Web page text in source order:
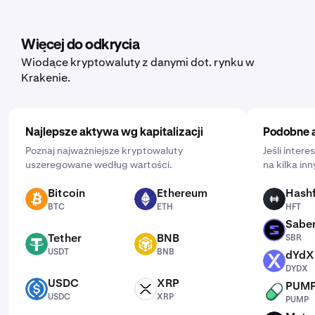
wprowadź kwotę, którą chcesz wydać, i częstotliwość,
klikając „Jednorazowo” i wybierając harmonogram:
codziennie, co tydzień lub co miesiąc.
Więcej do odkrycia
Wiodące kryptowaluty z danymi dot. rynku w
Krakenie.
Najlepsze aktywa wg kapitalizacji
Poznaj najważniejsze kryptowaluty
uszeregowane według wartości.
BTC Bitcoin
BTC
ETH Ethereum
ETH
USDT Tether
USDT
BNB BNB
BNB
USDC USDC
USDC
XRP XRP
XRP
Podobne
Jeśli
na kilka
HFT
HFT
SBR
SBR
DYDX dYdX
DYDX
PUMP
PUMP